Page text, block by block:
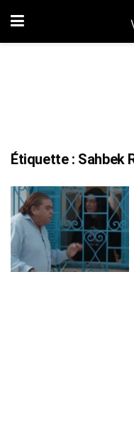
Étiquette : Sahbek